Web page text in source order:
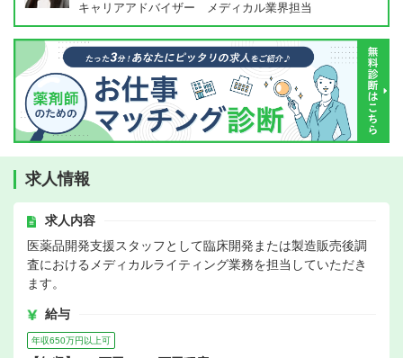
キャリアアドバイザー メディカル業界担当
求人情報
求人内容
医薬品開発支援スタッフとして臨床開発または製造販売後調
査におけるメディカルライティング業務を担当していただき
ます。
給与
年収650万円以上可